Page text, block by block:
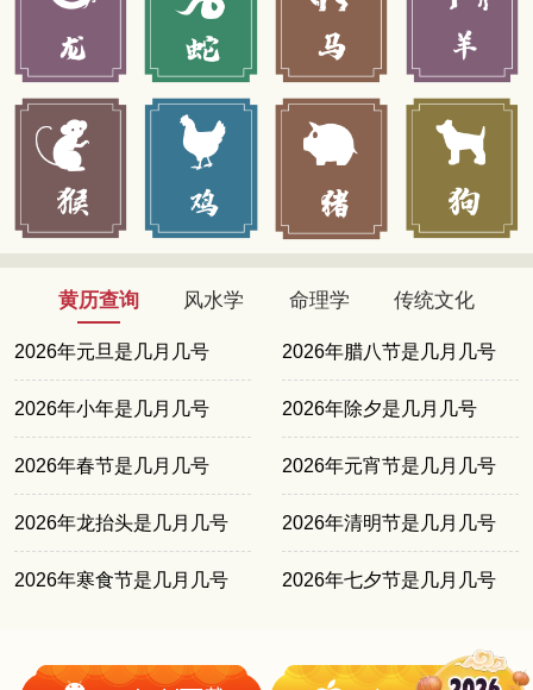
黄历查询 风水学 命理学 传统文化
2026年元旦是几月几号 2026年腊八节是几月几号
2026年小年是几月几号 2026年除夕是几月几号
2026年春节是几月几号 2026年元宵节是几月几号
2026年龙抬头是几月几号 2026年清明节是几月几号
2026年寒食节是几月几号 2026年七夕节是几月几号